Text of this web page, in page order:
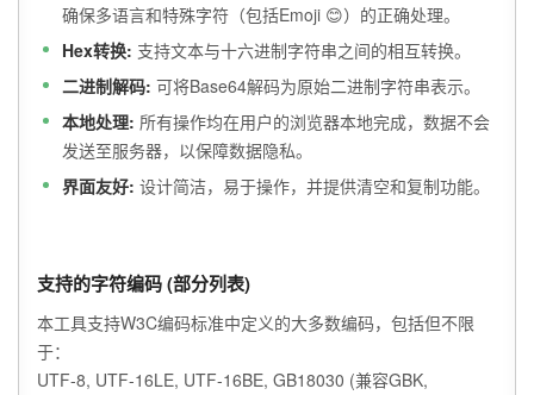
确保多语言和特殊字符（包括Emoji 😊）的正确处理。
Hex转换: 支持文本与十六进制字符串之间的相互转换。
二进制解码: 可将Base64解码为原始二进制字符串表示。
本地处理: 所有操作均在用户的浏览器本地完成，数据不会
发送至服务器，以保障数据隐私。
界面友好: 设计简洁，易于操作，并提供清空和复制功能。
支持的字符编码 (部分列表)
本工具支持W3C编码标准中定义的大多数编码，包括但不限
于：
UTF-8, UTF-16LE, UTF-16BE, GB18030 (兼容GBK,